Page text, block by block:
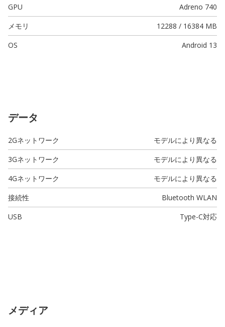
GPU
Adreno 740
メモリ
12288 / 16384 MB
OS
Android 13
データ
2Gネットワーク
モデルにより異なる
3Gネットワーク
モデルにより異なる
4Gネットワーク
モデルにより異なる
接続性
Bluetooth WLAN
USB
Type-C対応
メディア